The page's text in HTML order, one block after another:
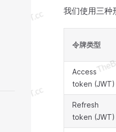
我们使用三种
令牌类型
Access
token (JWT)
Refresh
token (JWT)